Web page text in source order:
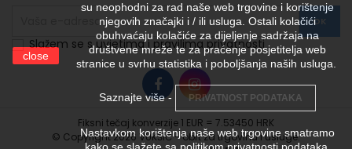
close
su neophodni za rad naše web trgovine i korištenje
njegovih značajki i / ili usluga. Ostali kolačići
obuhvaćaju kolačiće za dijeljenje sadržaja na
društvene mreže te za praćenje posjetitelja web
stranice u svrhu statistika i poboljšanja naših usluga.
Saznajte više - PRIVATNOST PODATAKA
Nastavkom korištenja naše web trgovine smatramo
Slažem se s uvjetima i pravilima privatnosti
Fiksni tečaj konverzije 1 EUR = 7.53450 HRK
© Copyright 2026 VUKŠIĆ - obrt za trgovinu i usluge.